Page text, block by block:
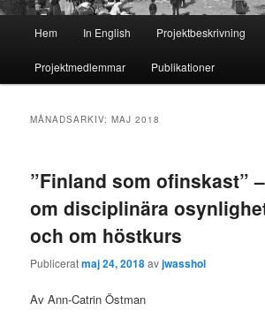
Hem In English Projektbeskrivning
Projektmedlemmar Publikationer
MÅNADSARKIV:MAJ 2018
”Finland som ofinskast” –
om disciplinära
och om höstkurs
Publiceratmaj 24, 2018avjwasshol
Av Ann-Catrin Östman